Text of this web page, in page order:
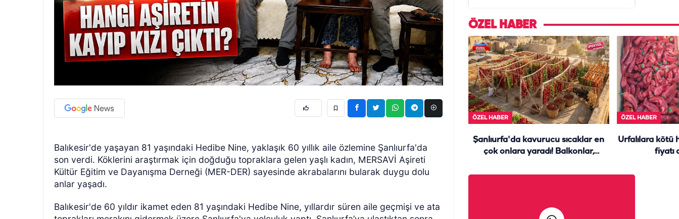
Balıkesir'de yaşayan 81 yaşındaki Hedibe Nine, yaklaşık 60 yıllık aile özlemine Şanlıurfa'da
son verdi. Köklerini araştırmak için doğduğu topraklara gelen yaşlı kadın, MERSAVİ Aşireti
Kültür Eğitim ve Dayanışma Derneği (MER-DER) sayesinde akrabalarını bularak duygu dolu
anlar yaşadı.
Balıkesir'de 60 yıldır ikamet eden 81 yaşındaki Hedibe Nine, yıllardır süren aile geçmişi ve ata
ÖZEL HABER
ÖZEL HABER
Şanlıurfa'da kavurucu sıcaklar en
çok onlara yaradı! Balkonlar,
ÖZEL HABER
Urfalılara kötü
fiyatı